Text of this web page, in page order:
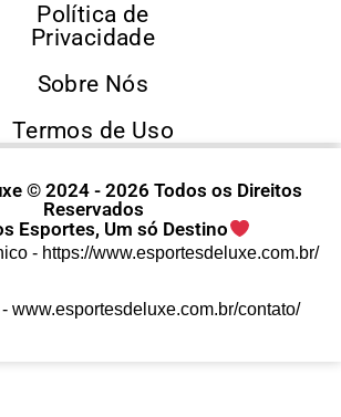
Política de
Privacidade
Sobre Nós
Termos de Uso
© 2024 - 2026 Todos os Direitos
Reservados
Esportes, Um só Destino
- https://www.esportesdeluxe.com.br/
www.esportesdeluxe.com.br/contato/